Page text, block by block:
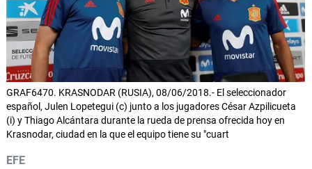
GRAF6470. KRASNODAR (RUSIA), 08/06/2018.- El seleccionador
español, Julen Lopetegui (c) junto a los jugadores César Azpilicueta
(i) y Thiago Alcántara durante la rueda de prensa ofrecida hoy en
Krasnodar, ciudad en la que el equipo tiene su "cuart
EFE